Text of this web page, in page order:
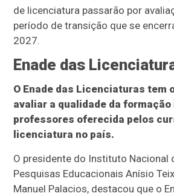
de licenciatura passarão por
período de transição que se
2027.
Enade das
O Enade das Licenciaturas tem
avaliar a qualidade da
professores oferecida pelos
licenciatura no país.
O presidente do Instituto Nacional
Pesquisas Educacionais Anísio
Manuel Palacios, destacou que o